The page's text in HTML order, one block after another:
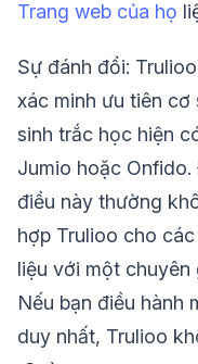
Trang web của họ
Sự đánh đổi:
xác minh ưu tiên cơ
sinh trắc học hiện
Jumio hoặc
điều này thường
hợp Trulioo cho
liệu với một chuyên
Nếu bạn điều hành
duy nhất, Trulioo